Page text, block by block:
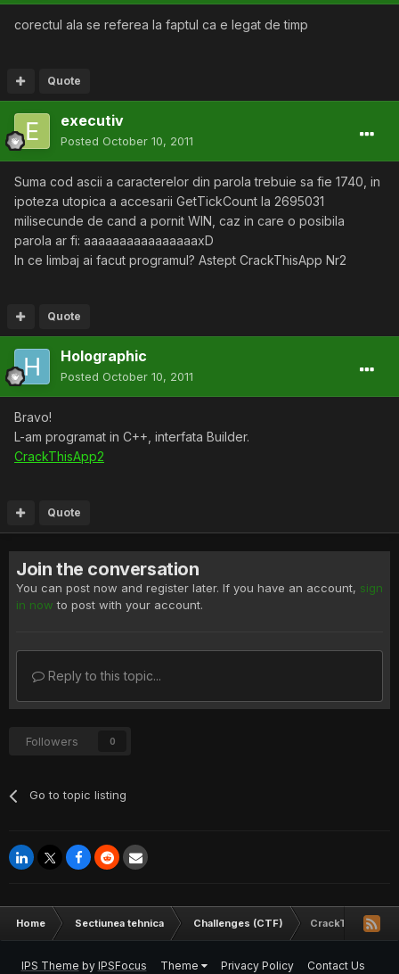
corectul ala se referea la faptul ca e legat de timp
Quote
executiv
Posted October 10, 2011
Suma cod ascii a caracterelor din parola trebuie sa fie 1740, in
ipoteza utopica a accesarii GetTickCount la 2695031
milisecunde de cand a pornit WIN, caz in care o posibila
parola ar fi: aaaaaaaaaaaaaaaaxD
In ce limbaj ai facut programul? Astept CrackThisApp Nr2
Quote
Holographic
Posted October 10, 2011
Bravo!
L-am programat in C++, interfata Builder.
CrackThisApp2
Quote
Join the conversation
You can post now and register later. If you have an account, sign
in now to post with your account.
Reply to this topic...
Followers 0
Go to topic listing
Home Sectiunea tehnica Challenges (CTF) CrackThisApp
IPS Theme by IPSFocus Theme Privacy Policy Contact Us